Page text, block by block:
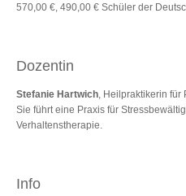
570,00 €, 490,00 € Schüler der
Dozentin
Stefanie Hartwich, Heilpraktikerin für
Sie führt eine Praxis für
Verhaltenstherapie.
Info